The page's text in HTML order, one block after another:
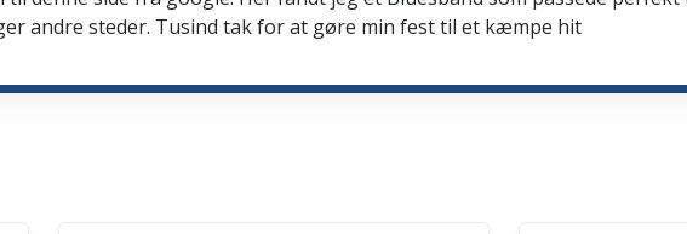
andre steder. Tusind tak for at gøre min fest til et kæmpe hit